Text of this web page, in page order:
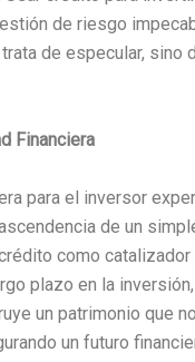
de riesgo
de especular, sino
Financiera
para el inversor
de un
como
plazo en la
un patrimonio que
un futuro